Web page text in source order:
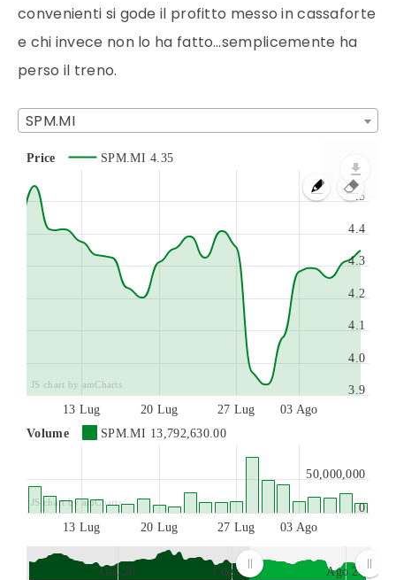
convenienti si gode il profitto messo in cassaforte
e chi invece non lo ha fatto…semplicemente ha
perso il treno.
SPM.MI
Price SPM.MI 4.35
13 Lug 20 Lug 27 Lug 03 Ago
3.9
4.0
4.1
4.2
4.3
4.4
4.5
JS chart by amCharts
Volume SPM.MI 13,792,630.00
13 Lug 20 Lug 27 Lug 03 Ago
0
50,000,000
JS chart by amCharts
Giu 26 Lug 26 Ago 26